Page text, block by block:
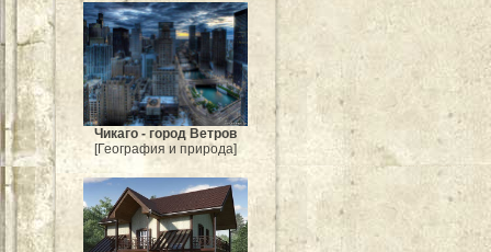
Чикаго - город Ветров
[География и природа]